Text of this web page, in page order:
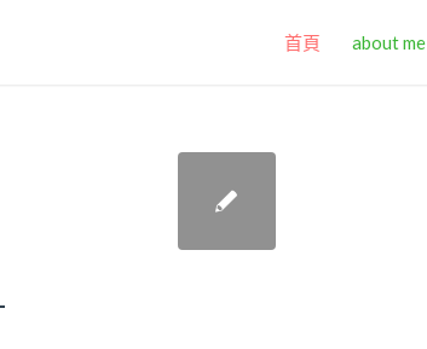
首頁 about me